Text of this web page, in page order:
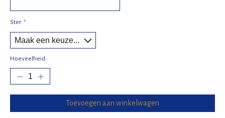
Ster: *
Hoeveelheid:
Toevoegen aan winkelwagen